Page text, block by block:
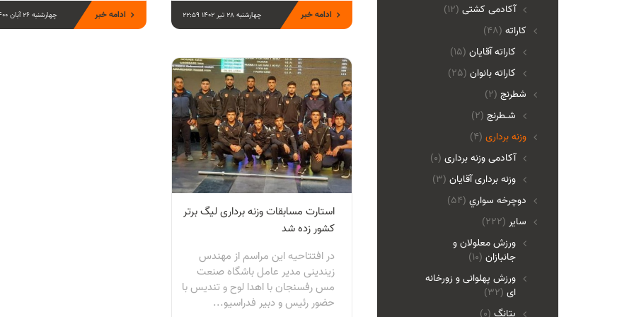
چهارشنبه 28 تیر 1402 22:59 ادامه خبر چهارشنبه 26 آبان 1400 08:47 ادامه خبر
استارت مسابقات وزنه برداری لیگ برتر
کشور زده شد
در افتتاحیه این مراسم از مهندس
زیندینی مدیر عامل باشگاه صنعت
مس رفسنجان با اهدا لوح و تندیس با
حضور رئیس و دبیر فدراسیو...
آکادمی کشتی (12)
(48) کاراته
کاراته آقایان (15)
کاراته بانوان (25)
(2) شطرنج
شـطرنج (2)
(4) وزنه برداری
آکادمی وزنه برداری (0)
وزنه برداری آقایان (3)
(54) دوچرخه سواري
(222) ساير
ورزش معلولان و
جانبازان (10)
ورزش پهلوانی و زورخانه
ای (32)